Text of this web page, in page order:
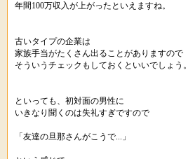
年間100万収入が上がったといえますね。
古いタイプの企業は
家族手当がたくさん出ることがありますので
そういうチェックもしておくといいでしょう。
といっても、初対面の男性に
いきなり聞くのは失礼すぎですので
「友達の旦那さんがこうで...」